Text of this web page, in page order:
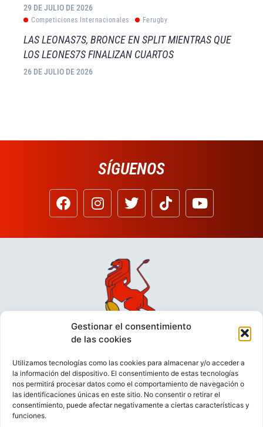
Gestionar el consentimiento
de las cookies
Utilizamos tecnologías como las cookies para almacenar y/o acceder a
la información del dispositivo. El consentimiento de estas tecnologías
nos permitirá procesar datos como el comportamiento de navegación o
las identificaciones únicas en este sitio. No consentir o retirar el
consentimiento, puede afectar negativamente a ciertas características y
funciones.
29 DE JULIO DE 2026
Competiciones Internacionales Ferugby
LAS LEONAS7S, BRONCE EN SPLIT MIENTRAS QUE
LOS LEONES7S FINALIZAN CUARTOS
26 DE JULIO DE 2026
SÍGUENOS